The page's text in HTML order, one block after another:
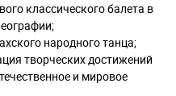
классического балета в
народного танца;
творческих достижений
и мировое